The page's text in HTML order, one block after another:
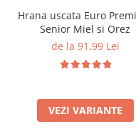
Hrana uscata Euro
Senior Miel si Orez
de la 91,99 Lei
VEZI VARIANTE